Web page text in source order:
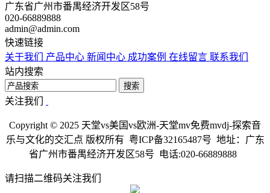
广东省广州市番禺经济开发区58号
020-66889888
admin@admin.com
快速链接
关于我们 产品中心 新闻中心 成功案例 在线留言 联系我们
站内搜索
搜索
关注我们
Copyright © 2025 天堂vs美国vs欧洲-天堂mv免费mvdj-探索音
乐与文化的交汇点 版权所有 粤ICP备32165487号 地址：广东
省广州市番禺经济开发区58号 电话:020-66889888
请扫描二维码关注我们